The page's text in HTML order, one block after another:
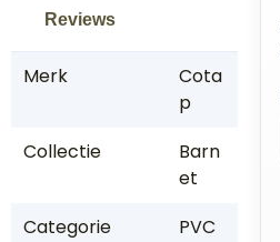
Reviews
Merk
Cota
p
Collectie
Barn
et
Categorie
PVC